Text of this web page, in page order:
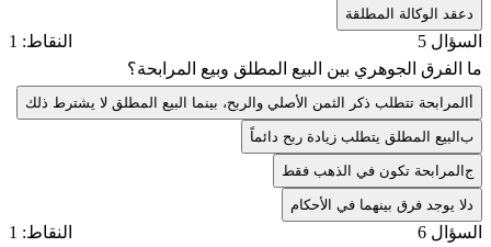
عقد الوكالة المطلقة
السؤال 5
النقاط: 1
ما الفرق الجوهري بين البيع المطلق وبيع المرابحة؟
المرابحة تتطلب ذكر الثمن الأصلي والربح، بينما البيع المطلق لا يشترط ذلك
بالبيع المطلق يتطلب زيادة ربح دائماً
جالمرابحة تكون في الذهب فقط
لا يوجد فرق بينهما في الأحكام
السؤال 6
النقاط: 1